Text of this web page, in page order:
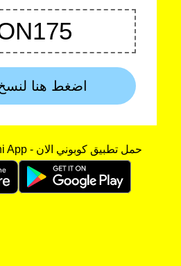
اضغط هنا
Download Qouponi App - حمل تطبيق كوبوني الان